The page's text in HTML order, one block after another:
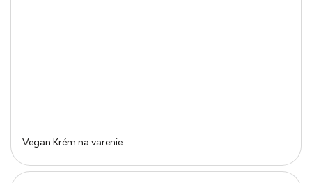
Vegan Krém na varenie